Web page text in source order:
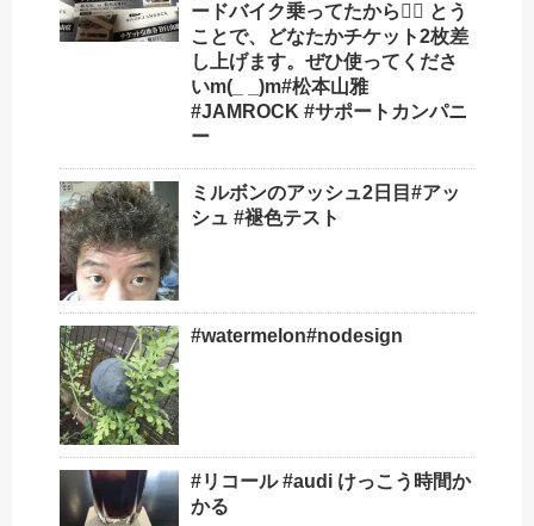
ードバイク乗ってたから🚴‍♂️ とう
ことで、どなたかチケット2枚差
し上げます。ぜひ使ってくださ
いm(_ _)m#松本山雅
#JAMROCK #サポートカンパニ
ー
ミルボンのアッシュ2日目#アッ
シュ #褪色テスト
#watermelon#nodesign
#リコール #audi けっこう時間か
かる